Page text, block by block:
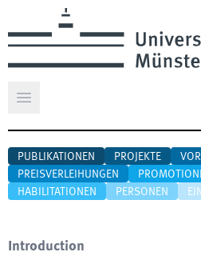
Hauptmenü öffnen
PUBLIKATIONEN PROJEKTE
PREISVERLEIHUNGEN
HABILITATIONEN
PERSONEN
Introduction